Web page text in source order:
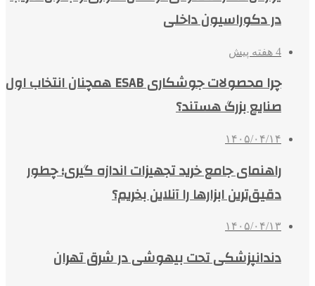
در دکوراسیون داخلی
4 هفته پیش
چرا محصولات جوشکاری ESAB همچنان انتخاب اول
صنایع بزرگ هستند؟
۱۴۰۵/۰۴/۱۴
راهنمای جامع خرید تجهیزات اندازه گیری؛ چطور
دقیق‌ترین ابزارها را آنلاین بخریم؟
۱۴۰۵/۰۴/۱۳
دندانپزشکی تحت بیهوشی در شرق تهران